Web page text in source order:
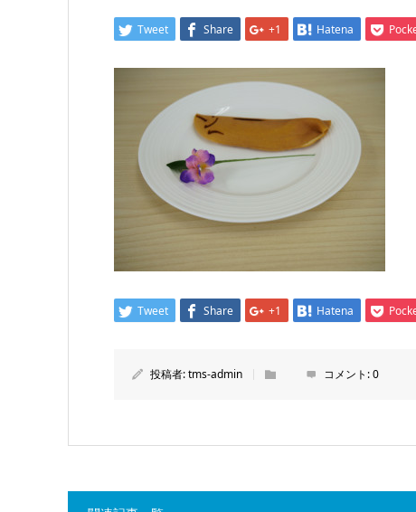
Tweet Share +1 Hatena
Tweet Share +1 Hatena
投稿者:tms-admin コメント:0